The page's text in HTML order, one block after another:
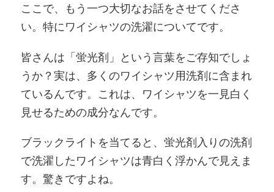
ここで、もう一つ大切なお話をさせてくださ
い。特にワイシャツの洗濯についてです。
皆さんは「蛍光剤」という言葉をご存知でしょ
うか？実は、多くのワイシャツ用洗剤に含まれ
ているんです。これは、ワイシャツを一見白く
見せるための成分なんです。
ブラックライトを当てると、蛍光剤入りの洗剤
で洗濯したワイシャツは青白く浮かんで見えま
す。驚きですよね。